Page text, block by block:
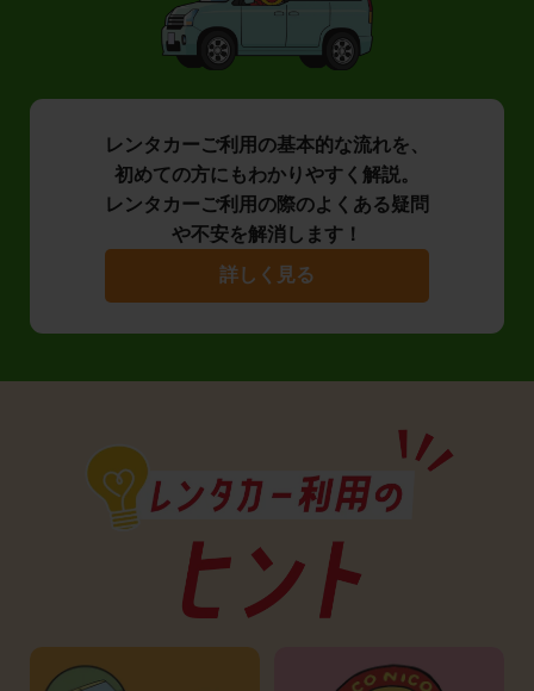
レンタカーご利用の基本的な流れを、
初めての方にもわかりやすく解説。
レンタカーご利用の際のよくある疑問
や不安を解消します！
詳しく見る